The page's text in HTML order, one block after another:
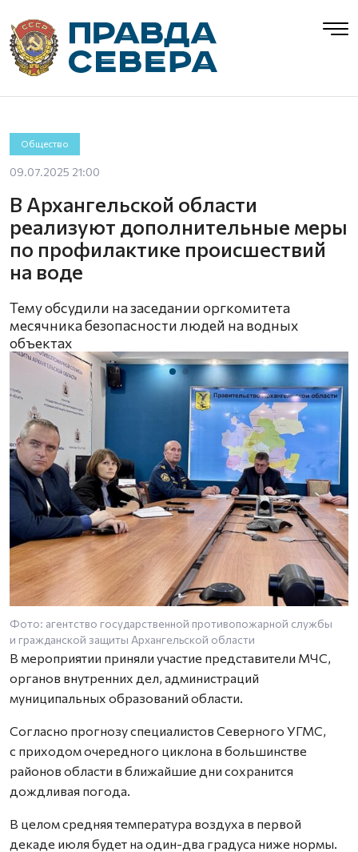
Общество
09.07.2025 21:00
В Архангельской области
реализуют дополнительные меры
по профилактике происшествий
на воде
Тему обсудили на заседании оргкомитета
месячника безопасности людей на водных
объектах
Фото: агентство государственной противопожарной службы
и гражданской защиты Архангельской области
В мероприятии приняли участие представители МЧС,
органов внутренних дел, администраций
муниципальных образований области.
Согласно прогнозу специалистов Северного УГМС,
с приходом очередного циклона в большинстве
районов области в ближайшие дни сохранится
дождливая погода.
В целом средняя температура воздуха в первой
декаде июля будет на один-два градуса ниже нормы.